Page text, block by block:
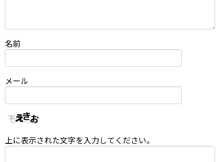
名前
メール
上に表示された文字を入力してください。